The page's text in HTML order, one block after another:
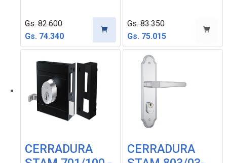
Gs. 82.600
Gs. 74.340
Gs. 83.350
Gs. 75.015
CERRADURA
CERRADURA